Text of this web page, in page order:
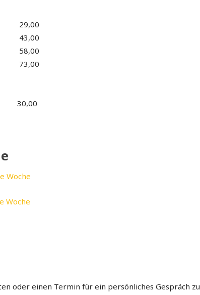
29,00
43,00
58,00
73,00
30,00
Woche
Woche
oder einen Termin für ein persönliches Gespräch zu